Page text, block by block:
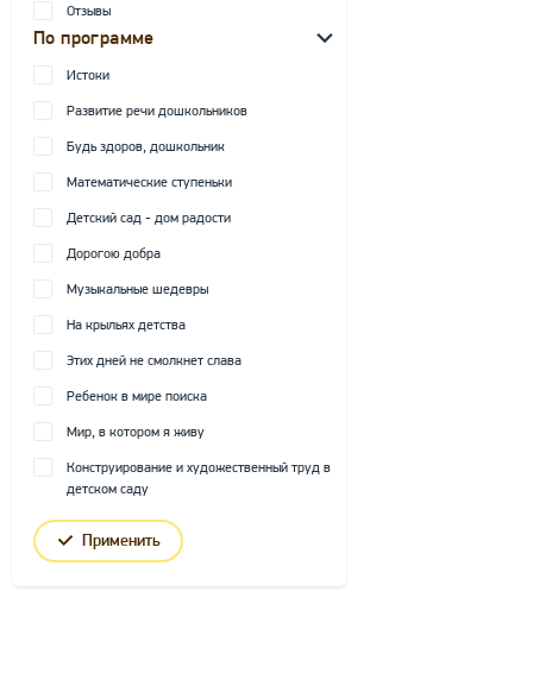
Отзывы
По программе
Истоки
Развитие речи дошкольников
Будь здоров, дошкольник
Математические ступеньки
Детский сад - дом радости
Дорогою добра
Музыкальные шедевры
На крыльях детства
Этих дней не смолкнет слава
Ребенок в мире поиска
Мир, в котором я живу
Конструирование и художественный труд в
детском саду
Применить